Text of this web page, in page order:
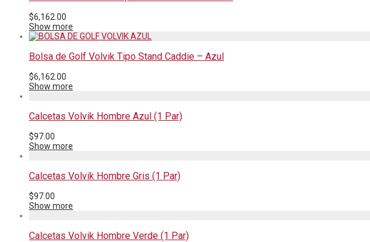
$6,162.00
Show more
Bolsa de Golf Volvik Tipo Stand Caddie – Azul
$6,162.00
Show more
Calcetas Volvik Hombre Azul (1 Par)
$97.00
Show more
Calcetas Volvik Hombre Gris (1 Par)
$97.00
Show more
Calcetas Volvik Hombre Verde (1 Par)